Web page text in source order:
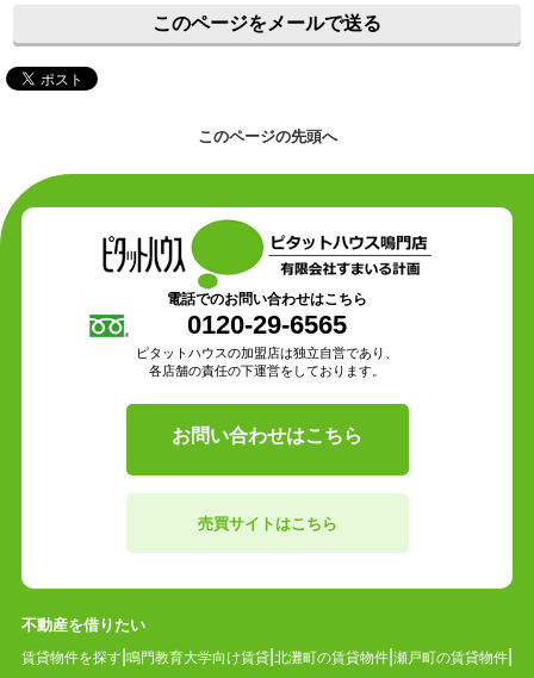
このページをメールで送る
このページの先頭へ
電話でのお問い合わせはこちら
0120-29-6565
ピタットハウスの加盟店は独立自営であり、
各店舗の責任の下運営をしております。
お問い合わせはこちら
売買サイトはこちら
不動産を借りたい
賃貸物件を探す 鳴門教育大学向け賃貸 北灘町の賃貸物件 瀬戸町の賃貸物件